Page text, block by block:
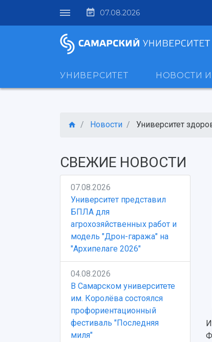
07.08.2026
УНИВЕРСИТЕТ НОВОСТИ
Новости Университет
СВЕЖИЕ НОВОСТИ
07.08.2026
Университет представил
БПЛА для
агрохозяйственных работ и
модель "Дрон-гаража" на
"Архипелаге 2026"
04.08.2026
В Самарском университете
им. Королёва состоялся
профориентационный
фестиваль "Последняя
миля"